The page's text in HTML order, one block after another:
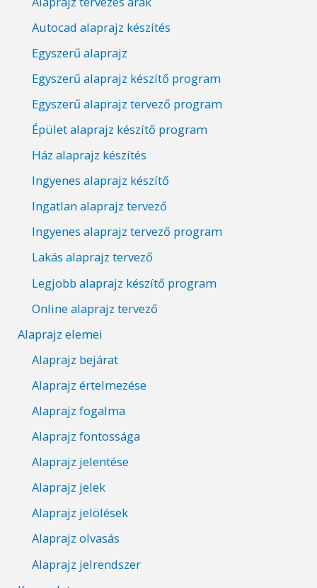
Autocad alaprajz készítés
Egyszerű alaprajz
Egyszerű alaprajz készítő program
Egyszerű alaprajz tervező program
Épület alaprajz készítő program
Ház alaprajz készítés
Ingyenes alaprajz készítő
Ingatlan alaprajz tervező
Ingyenes alaprajz tervező program
Lakás alaprajz tervező
Legjobb alaprajz készítő program
Online alaprajz tervező
Alaprajz elemei
Alaprajz bejárat
Alaprajz értelmezése
Alaprajz fogalma
Alaprajz fontossága
Alaprajz jelentése
Alaprajz jelek
Alaprajz jelölések
Alaprajz olvasás
Alaprajz jelrendszer